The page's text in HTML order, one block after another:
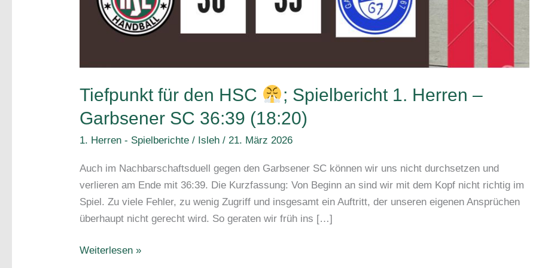
Tiefpunkt für den HSC
; Spielbericht 1. Herren –
Garbsener SC 36:39 (18:20)
1. Herren - Spielberichte / Isleh/21. März 2026
Auch im Nachbarschaftsduell gegen den Garbsener SC können wir uns nicht durchsetzen und
verlieren am Ende mit 36:39. Die Kurzfassung: Von Beginn an sind wir mit dem Kopf nicht richtig im
Spiel. Zu viele Fehler, zu wenig Zugriff und insgesamt ein Auftritt, der unseren eigenen Ansprüchen
überhaupt nicht gerecht wird. So geraten wir früh ins […]
Tiefpunkt
Weiterlesen »